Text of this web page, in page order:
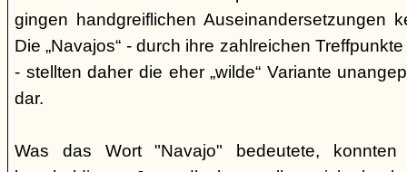
gingen handgreiflichen Auseinandersetzungen
Die „Navajos“ - durch ihre zahlreichen
- stellten daher die eher „wilde“ Variante
dar.
Was das Wort "Navajo" bedeutete, konnten